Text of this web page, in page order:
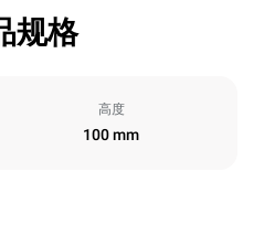
规格
高度
100 mm